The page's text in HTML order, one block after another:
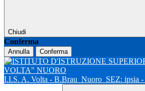
Chiudi
Conferma
Annulla Conferma
I.I.S. A. Volta - B.Brau Nuoro SEZ: ipsia